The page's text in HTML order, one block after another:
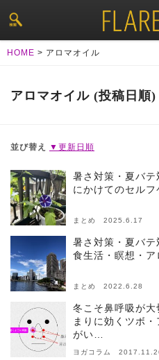
HOME > アロマオイル
アロマオイル (投稿日順
並び替え ▼更新日順
暑さ対策・夏バ
にかけてのセルフ
まとめ 2025.6.17
暑さ対策・夏バテ
食生活・瞑想・ア
まとめ 2022.6.28
冬こそ鼻呼吸が
まりに効くツボ
がい…
ヨガコラム